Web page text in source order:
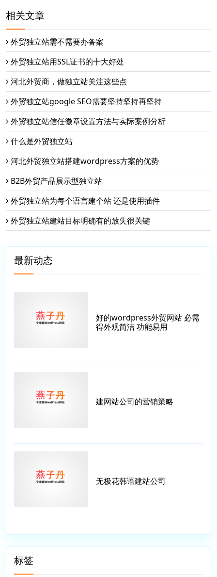
相关文章
外贸独立站需不需要办备案
外贸独立站用SSL证书的十大好处
河北外贸商，做独立站关注这些点
外贸独立站google SEO需要坚持坚持再坚持
外贸独立站信任徽章设置方法与实际案例分析
什么是外贸独立站
河北外贸独立站搭建wordpress方案的优势
B2B外贸产品展示型独立站
外贸独立站为每个语言建个站 还是使用插件
外贸独立站建站目标明确有的放失很关键
最新动态
好的wordpress外贸网站 必需
得外观简洁 功能易用
建网站公司的营销策略
无极花韩语建站公司
标签